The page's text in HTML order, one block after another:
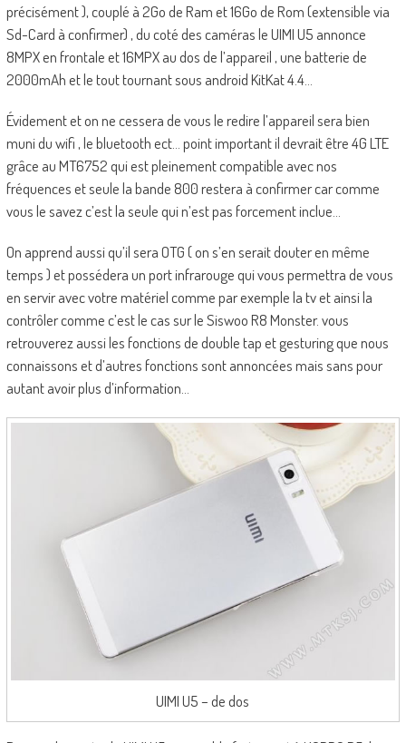
précisément ), couplé à 2Go de Ram et 16Go de Rom (extensible via
Sd-Card à confirmer) , du coté des caméras le UIMI U5 annonce
8MPX en frontale et 16MPX au dos de l’appareil , une batterie de
2000mAh et le tout tournant sous android KitKat 4.4…
Évidement et on ne cessera de vous le redire l’appareil sera bien
muni du wifi , le bluetooth ect… point important il devrait être 4G LTE
grâce au MT6752 qui est pleinement compatible avec nos
fréquences et seule la bande 800 restera à confirmer car comme
vous le savez c’est la seule qui n’est pas forcement inclue…
On apprend aussi qu’il sera OTG ( on s’en serait douter en même
temps ) et possédera un port infrarouge qui vous permettra de vous
en servir avec votre matériel comme par exemple la tv et ainsi la
contrôler comme c’est le cas sur le Siswoo R8 Monster. vous
retrouverez aussi les fonctions de double tap et gesturing que nous
connaissons et d’autres fonctions sont annoncées mais sans pour
autant avoir plus d’information…
UIMI U5 – de dos